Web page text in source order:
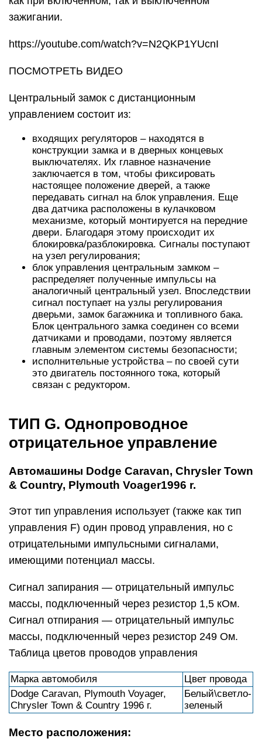
зажигании.
https://youtube.com/watch?v=N2QKP1YUcnI
ПОСМОТРЕТЬ ВИДЕО
Центральный замок с дистанционным
управлением состоит из:
входящих регуляторов – находятся в
конструкции замка и в дверных концевых
выключателях. Их главное назначение
заключается в том, чтобы фиксировать
настоящее положение дверей, а также
передавать сигнал на блок управления. Еще
два датчика расположены в кулачковом
механизме, который монтируется на передние
двери. Благодаря этому происходит их
блокировка/разблокировка. Сигналы поступают
на узел регулирования;
блок управления центральным замком –
распределяет полученные импульсы на
аналогичный центральный узел. Впоследствии
сигнал поступает на узлы регулирования
дверьми, замок багажника и топливного бака.
Блок центрального замка соединен со всеми
датчиками и проводами, поэтому является
главным элементом системы безопасности;
исполнительные устройства – по своей сути
это двигатель постоянного тока, который
связан с редуктором.
ТИП G. Однопроводное
отрицательное управление
Автомашины Dodge Caravan, Chrysler Town
& Country, Plymouth Voager1996 r.
Этот тип управления использует (также как тип
управления F) один провод управления, но с
отрицательными импульсными сигналами,
имеющими потенциал массы.
Сигнал запирания — отрицательный импульс
массы, подключенный через резистор 1,5 кОм.
Сигнал отпирания — отрицательный импульс
массы, подключенный через резистор 249 Ом.
Таблица цветов проводов управления
Марка автомобиля
Цвет провода
Dodge Caravan, Plymouth Voyager,
Chrysler Town & Country 1996 г.
Белый\светло-
зеленый
Место расположения: